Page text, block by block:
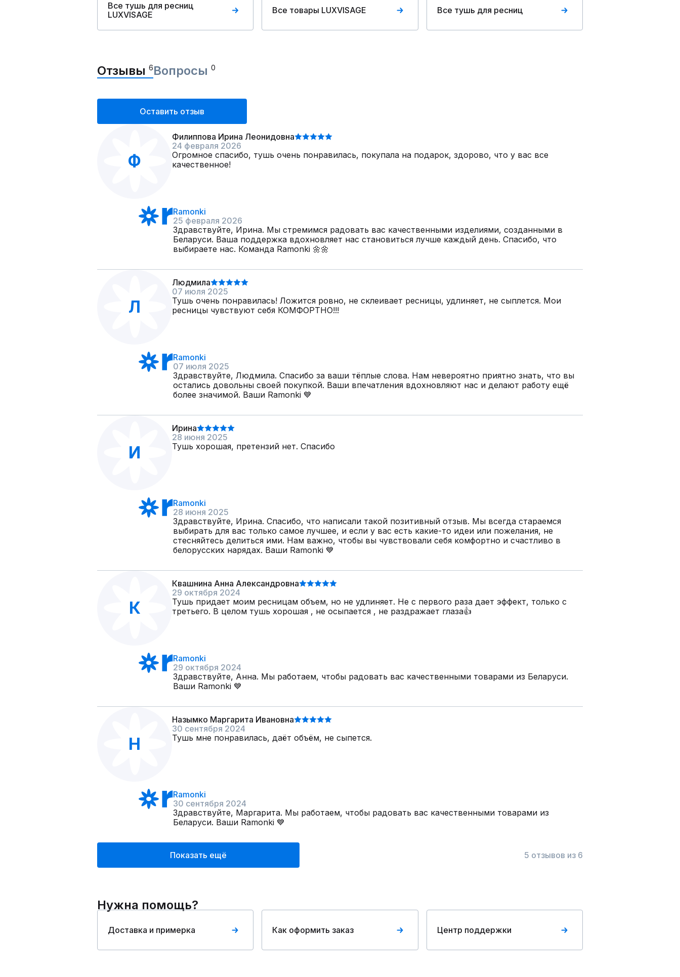
Все тушь для ресниц
LUXVISAGE
Все товары LUXVISAGE Все тушь для ресниц
Отзывы 6Вопросы 0
Оставить отзыв
Ф
Филиппова Ирина Леонидовна
24 февраля 2026
Огромное спасибо, тушь очень понравилась, покупала на подарок, здорово, что у вас все
качественное!
Ramonki
25 февраля 2026
Здравствуйте, Ирина. Мы стремимся радовать вас качественными изделиями, созданными в
Беларуси. Ваша поддержка вдохновляет нас становиться лучше каждый день. Спасибо, что
выбираете нас. Команда Ramonki 🌼🌼
Л
Людмила
07 июля 2025
Тушь очень понравилась! Ложится ровно, не склеивает ресницы, удлиняет, не сыплется. Мои
ресницы чувствуют себя КОМФОРТНО!!!
Ramonki
07 июля 2025
Здравствуйте, Людмила. Спасибо за ваши тёплые слова. Нам невероятно приятно знать, что вы
остались довольны своей покупкой. Ваши впечатления вдохновляют нас и делают работу ещё
более значимой. Ваши Ramonki 💙
И
Ирина
28 июня 2025
Тушь хорошая, претензий нет. Спасибо
Ramonki
28 июня 2025
Здравствуйте, Ирина. Спасибо, что написали такой позитивный отзыв. Мы всегда стараемся
выбирать для вас только самое лучшее, и если у вас есть какие-то идеи или пожелания, не
стесняйтесь делиться ими. Нам важно, чтобы вы чувствовали себя комфортно и счастливо в
белорусских нарядах. Ваши Ramonki 💙
К
Квашнина Анна Александровна
29 октября 2024
Тушь придает моим ресницам объем, но не удлиняет. Не с первого раза дает эффект, только с
третьего. В целом тушь хорошая , не осыпается , не раздражает глаза👍
Ramonki
29 октября 2024
Здравствуйте, Анна. Мы работаем, чтобы радовать вас качественными товарами из Беларуси.
Ваши Ramonki 💙
Н
Назымко Маргарита Ивановна
30 сентября 2024
Тушь мне понравилась, даёт объём, не сыпется.
Ramonki
30 сентября 2024
Здравствуйте, Маргарита. Мы работаем, чтобы радовать вас качественными товарами из
Беларуси. Ваши Ramonki 💙
Показать ещё 5 отзывов из 6
Нужна помощь?
Доставка и примерка Как оформить заказ Центр поддержки